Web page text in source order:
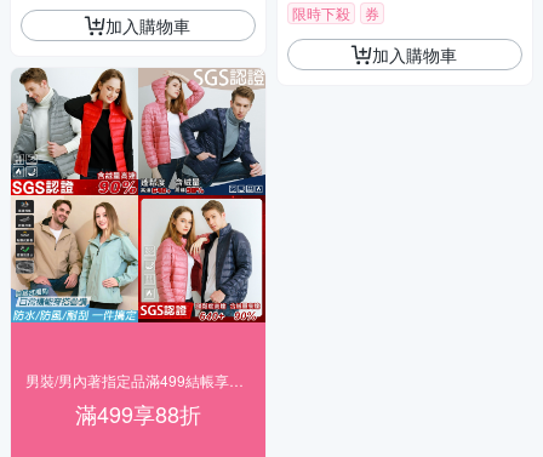
加入購物車
滿499享88折
限時下殺 券
加入購物車